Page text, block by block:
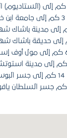
3 كم إلى جامعة ابن خلدون.
14 كم إلى جسر البوسفور.